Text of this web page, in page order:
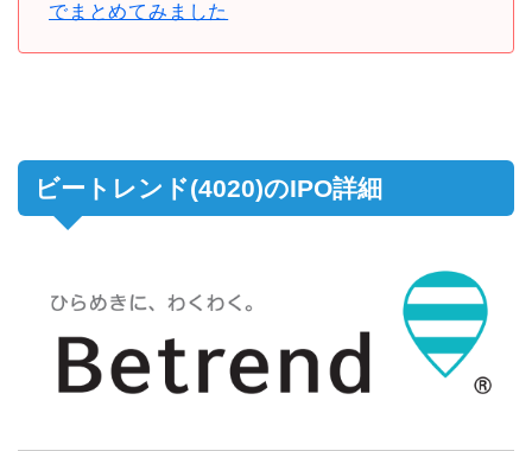
でまとめてみました
ビートレンド(4020)のIPO詳細